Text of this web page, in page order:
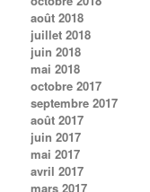
août 2018
juillet 2018
juin 2018
mai 2018
octobre 2017
septembre 2017
août 2017
juin 2017
mai 2017
avril 2017
mars 2017